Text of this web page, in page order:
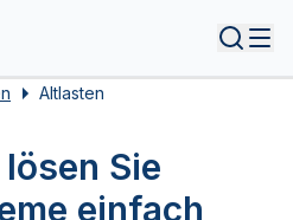
Altlasten
Sie
einfach